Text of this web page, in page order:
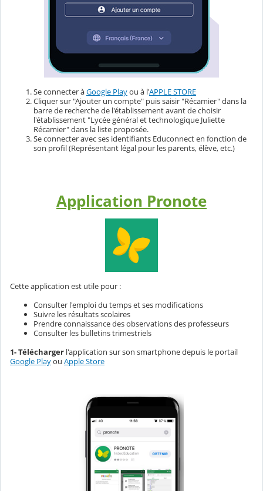
Se connecter àGoogle Playou à l'APPLE STORE
Cliquer sur "Ajouter un compte" puis saisir "Récamier" dans la
barre de recherche de l'établissement avant de choisir
l'établissement "Lycée général et technologique Juliette
Récamier" dans la liste proposée.
Se connecter avec ses identifiants Educonnect en fonction de
son profil (Représentant légal pour les parents, élève, etc.)
Application Pronote
Cette application est utile pour :
Consulter l'emploi du temps et ses modifications
Suivre les résultats scolaires
Prendre connaissance des observations des professeurs
Consulter les bulletins trimestriels
1- Télécharger l'application sur son smartphone depuis le portail
Google Playou Apple Store